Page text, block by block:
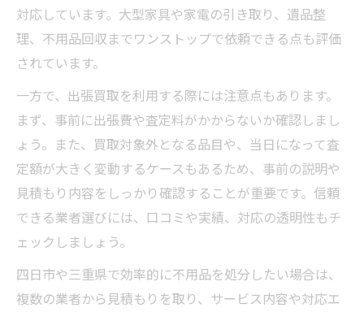
対応しています。大型家具や家電の引き取り、遺品整
理、不用品回収までワンストップで依頼できる点も評価
されています。
一方で、出張買取を利用する際には注意点もあります。
まず、事前に出張費や査定料がかからないか確認しまし
ょう。また、買取対象外となる品目や、当日になって査
定額が大きく変動するケースもあるため、事前の説明や
見積もり内容をしっかり確認することが重要です。信頼
できる業者選びには、口コミや実績、対応の透明性もチ
ェックしましょう。
四日市や三重県で効率的に不用品を処分したい場合は、
複数の業者から見積もりを取り、サービス内容や対応エ